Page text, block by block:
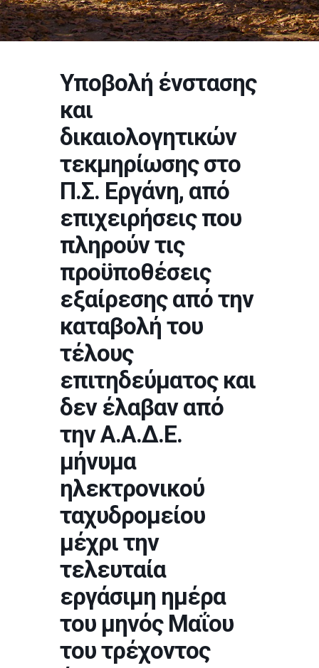
Υποβολή ένστασης
και
δικαιολογητικών
τεκμηρίωσης στο
Π.Σ. Εργάνη, από
επιχειρήσεις που
πληρούν τις
προϋποθέσεις
εξαίρεσης από την
καταβολή του
τέλους
επιτηδεύματος και
δεν έλαβαν από
την Α.Α.Δ.Ε.
μήνυμα
ηλεκτρονικού
ταχυδρομείου
μέχρι την
τελευταία
εργάσιμη ημέρα
του μηνός Μαΐου
του τρέχοντος